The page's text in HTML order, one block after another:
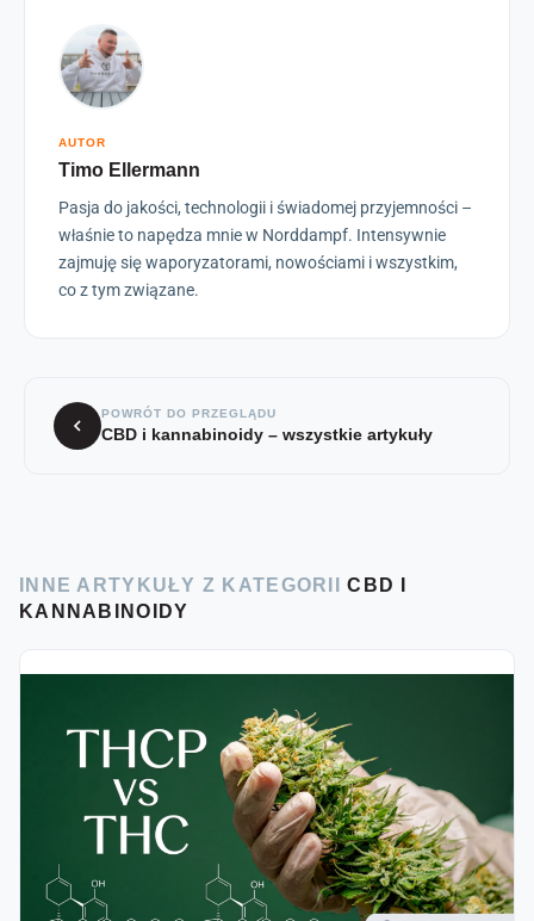
AUTOR
Timo Ellermann
Pasja do jakości, technologii i świadomej przyjemności –
właśnie to napędza mnie w Norddampf. Intensywnie
zajmuję się waporyzatorami, nowościami i wszystkim,
co z tym związane.
POWRÓT DO PRZEGLĄDU
CBD i kannabinoidy – wszystkie artykuły
INNE ARTYKUŁY Z KATEGORIICBD I
KANNABINOIDY